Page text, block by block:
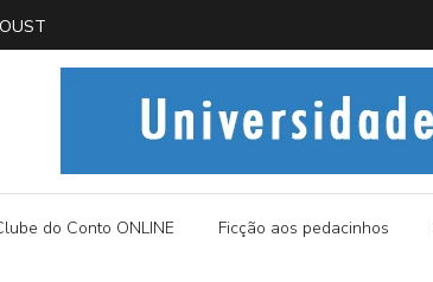
do Conto ONLINE Ficção aos pedacinhos